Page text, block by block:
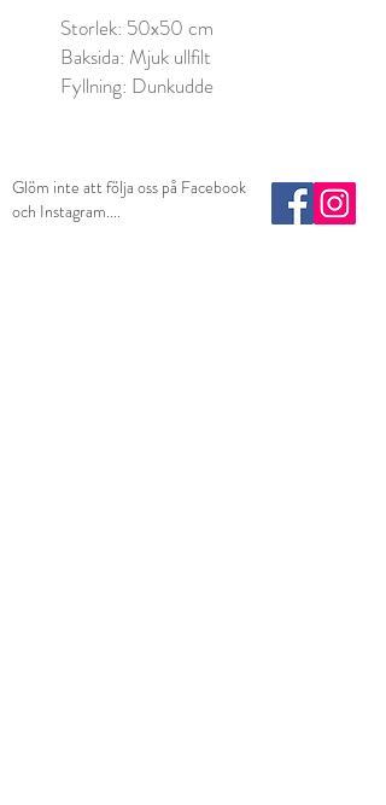
Storlek: 50x50 cm
Baksida: Mjuk ullfilt
Fyllning: Dunkudde
Glöm inte att följa oss på Facebook
och Instagram....